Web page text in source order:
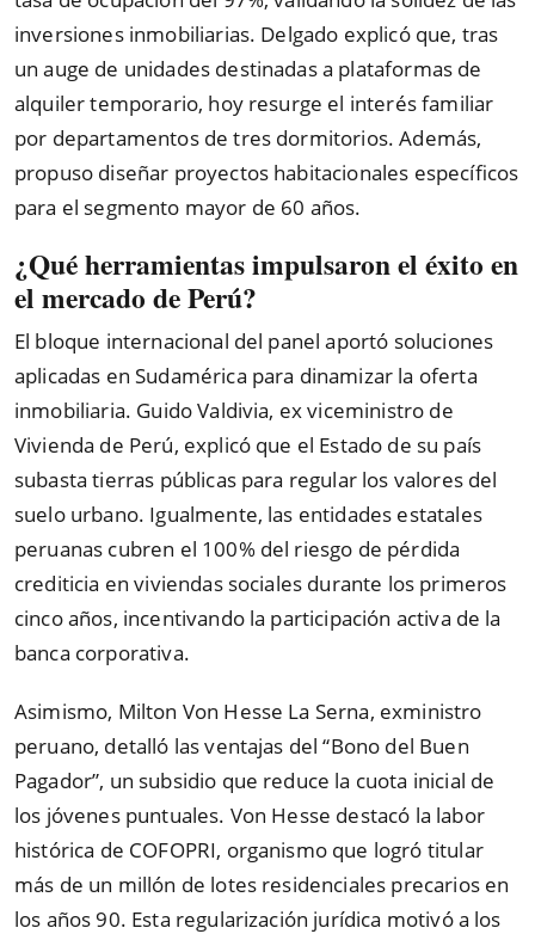
inversiones inmobiliarias. Delgado explicó que, tras
un auge de unidades destinadas a plataformas de
alquiler temporario, hoy resurge el interés familiar
por departamentos de tres dormitorios. Además,
propuso diseñar proyectos habitacionales específicos
para el segmento mayor de 60 años.
¿Qué herramientas impulsaron el éxito en
el mercado de Perú?
El bloque internacional del panel aportó soluciones
aplicadas en Sudamérica para dinamizar la oferta
inmobiliaria. Guido Valdivia, ex viceministro de
Vivienda de Perú, explicó que el Estado de su país
subasta tierras públicas para regular los valores del
suelo urbano. Igualmente, las entidades estatales
peruanas cubren el 100% del riesgo de pérdida
crediticia en viviendas sociales durante los primeros
cinco años, incentivando la participación activa de la
banca corporativa.
Asimismo, Milton Von Hesse La Serna, exministro
peruano, detalló las ventajas del “Bono del Buen
Pagador”, un subsidio que reduce la cuota inicial de
los jóvenes puntuales. Von Hesse destacó la labor
histórica de COFOPRI, organismo que logró titular
más de un millón de lotes residenciales precarios en
los años 90. Esta regularización jurídica motivó a los